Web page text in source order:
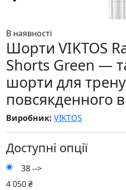
В наявності
Шорти VIKTOS
Shorts Green —
шорти для
повсякденного
Виробник: VIKTOS
Доступні опції
38-->
4 050 ₴